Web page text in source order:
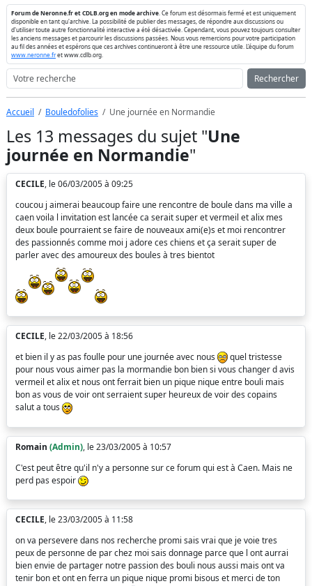
Forum de Neronne.fr et CDLB.org en mode archive . Ce forum est désormais fermé et est uniquement
disponible en tant qu'archive. La possibilité de publier des messages, de répondre aux discussions ou
d'utiliser toute autre fonctionnalité interactive a été désactivée. Cependant, vous pouvez toujours consulter
les anciens messages et parcourir les discussions passées. Nous vous remercions pour votre participation
au fil des années et espérons que ces archives continueront à être une ressource utile. L'équipe du forum
www.neronne.fret www.cdlb.org.
Rechercher
Accueil Bouledofolies Une journée en Normandie
Les 13 messages du sujet "Une
journée en Normandie"
CECILE, le 06/03/2005 à 09:25
coucou j aimerai beaucoup faire une rencontre de boule dans ma ville a
caen voila l invitation est lancée ca serait super et vermeil et alix mes
deux boule pourraient se faire de nouveaux ami(e)s et moi rencontrer
des passionnés comme moi j adore ces chiens et ça serait super de
parler avec des amoureux des boules à tres bientot
CECILE, le 22/03/2005 à 18:56
et bien il y as pas foulle pour une journée avec nous
quel tristesse
pour nous vous aimer pas la mormandie bon bien si vous changer d avis
vermeil et alix et nous ont ferrait bien un pique nique entre bouli mais
bon as vous de voir ont serraient super heureux de voir des copains
salut a tous
Romain (Admin), le 23/03/2005 à 10:57
C'est peut être qu'il n'y a personne sur ce forum qui est à Caen. Mais ne
perd pas espoir
CECILE, le 23/03/2005 à 11:58
on va persevere dans nos recherche promi sais vrai que je voie tres
peux de personne de par chez moi sais donnage parce que l ont aurrai
bien envie de partager notre passion des bouli nous aussi mais ont va
tenir bon et ont en ferra un pique nique promi bisous et merci de ton